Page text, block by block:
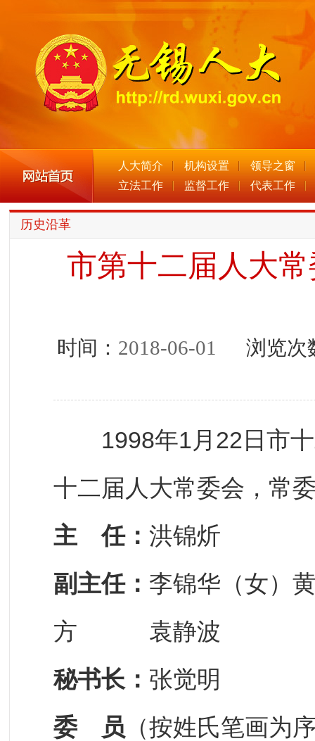
人大简介 机构设置
领导之窗
立法工作
监督工作 代表工作
历史沿革
市第十二届人大
时间： 2018-06-01 浏览次
1998年1月22日市十
十二届人大常委会，常
主 任： 洪锦炘
副主任： 李锦华（女
方 袁静波
秘书长： 张觉明
委 员 （按姓氏笔画为